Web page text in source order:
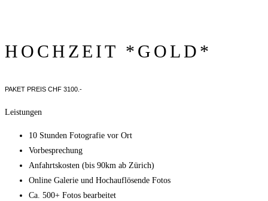
HOCHZEIT *GOLD*
PAKET PREIS CHF 3100.-
Leistungen
10 Stunden Fotografie vor Ort
Vorbesprechung
Anfahrtskosten (bis 90km ab Zürich)
Online Galerie und Hochauflösende Fotos
Ca. 500+ Fotos bearbeitet